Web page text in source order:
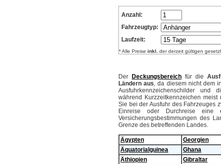
Anzahl:
Fahrzeugtyp:
Laufzeit:
* Alle Preise inkl. der derzeit gültigen
Der Deckungsbereich für die
Ländern aus, da diesem nicht dem
Ausfuhrkennzeichenschilder und
während Kurzzeitkennzeichen
Sie bei der Ausfuhr des Fahrzeuges
Einreise oder Durchreise eine
Versicherungsbestimmungen des
Grenze des betreffenden Landes.
Ägypten
Georgien
Äquatorialguinea
Ghana
Äthiopien
Gibraltar